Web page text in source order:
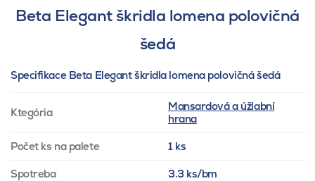
Beta Elegant škridla lomena polovičná
šedá
Specifikace Beta Elegant škridla lomena polovičná šedá
Ktegória
Mansardová a úžlabní
hrana
Počet ks na palete 1 ks
Spotreba 3.3 ks/bm